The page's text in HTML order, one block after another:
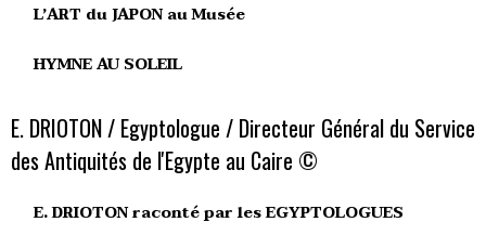
L’ART du JAPON au Musée
HYMNE AU SOLEIL
E. DRIOTON / Egyptologue / Directeur Général du Service
des Antiquités de l'Egypte au Caire ©
E. DRIOTON raconté par les EGYPTOLOGUES